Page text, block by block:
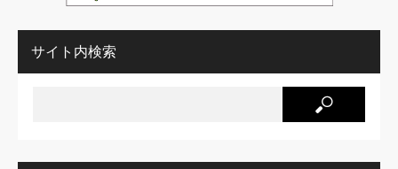
サイト内検索